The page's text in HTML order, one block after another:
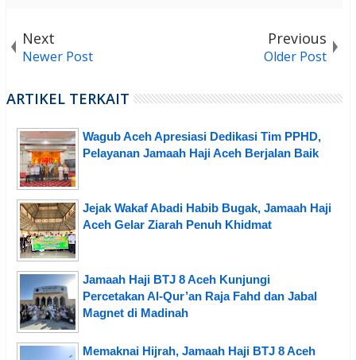
Next
Newer Post
Previous
Older Post
ARTIKEL TERKAIT
Wagub Aceh Apresiasi Dedikasi Tim PPHD,
Pelayanan Jamaah Haji Aceh Berjalan Baik
Jejak Wakaf Abadi Habib Bugak, Jamaah Haji
Aceh Gelar Ziarah Penuh Khidmat
Jamaah Haji BTJ 8 Aceh Kunjungi
Percetakan Al-Qur’an Raja Fahd dan Jabal
Magnet di Madinah
Memaknai Hijrah, Jamaah Haji BTJ 8 Aceh